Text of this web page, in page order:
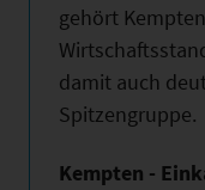
gehört
damit auch
Spitzengruppe.
Kempten -